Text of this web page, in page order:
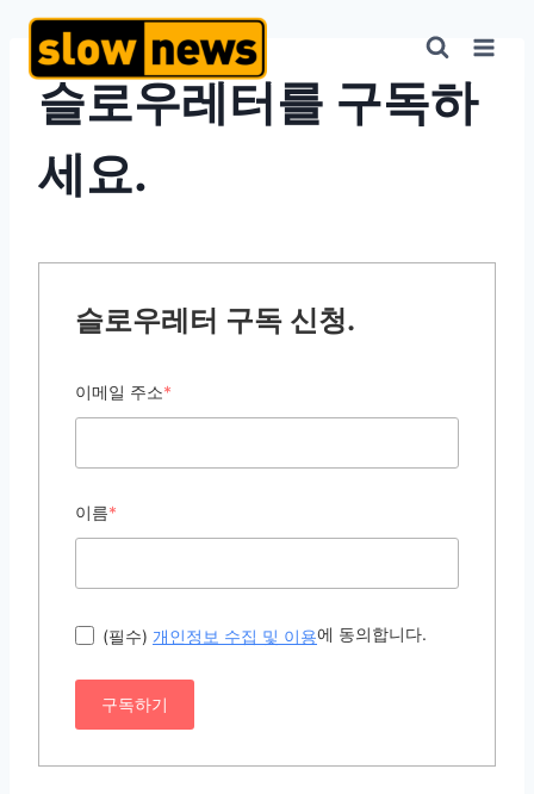
슬로우레터를 구독하
세요.
슬로우레터 구독 신청.
이메일 주소*
이름*
(필수) 개인정보 수집 및 이용에 동의합니다.
구독하기